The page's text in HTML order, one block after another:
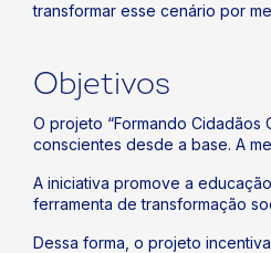
transformar esse cenário por
Objetivos
O projeto “Formando
conscientes desde a base. A
A iniciativa promove a
ferramenta de transformação
Dessa forma, o projeto